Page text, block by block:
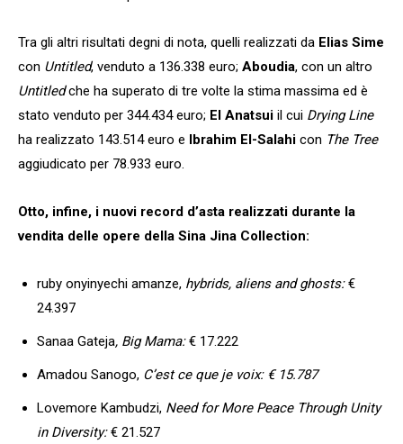
Tra gli altri risultati degni di nota, quelli realizzati da Elias Sime
con Untitled, venduto a 136.338 euro; Aboudia, con un altro
Untitledche ha superato di tre volte la stima massima ed è
stato venduto per 344.434 euro; El Anatsui il cui Drying Line
ha realizzato 143.514 euro e Ibrahim El-Salahi con The Tree
aggiudicato per 78.933 euro.
Otto, infine, i nuovi record d’asta realizzati durante la
vendita delle opere della Sina Jina Collection:
ruby onyinyechi amanze, hybrids, aliens and ghosts:€
24.397
Sanaa Gateja, Big Mama:€ 17.222
Amadou Sanogo, C’est ce que je voix: € 15.787
Lovemore Kambudzi, Need for More Peace Through Unity
in Diversity:€ 21.527